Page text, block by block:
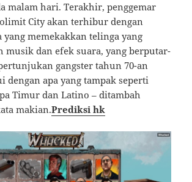
malam hari. Terakhir, penggemar
City akan terhibur dengan
memekakkan telinga yang
musik dan efek suara, yang berputar-
gangster tahun 70-an
dengan apa yang tampak seperti
Timur dan Latino – ditambah
makian.Prediksi hk